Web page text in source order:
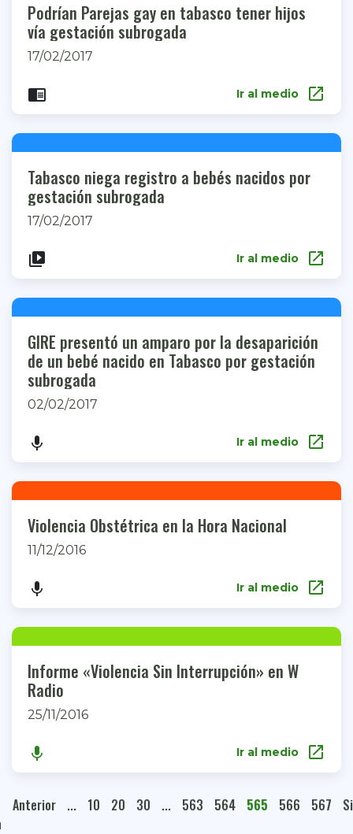
Podrían Parejas gay en tabasco tener hijos
vía gestación subrogada
17/02/2017
chrome_reader_mode Ir al medio open_in_new
Tabasco niega registro a bebés nacidos por
gestación subrogada
17/02/2017
video_library Ir al medio open_in_new
GIRE presentó un amparo por la desaparición
de un bebé nacido en Tabasco por gestación
subrogada
02/02/2017
keyboard_voice Ir al medio open_in_new
Violencia Obstétrica en la Hora Nacional
11/12/2016
keyboard_voice Ir al medio open_in_new
Informe «Violencia Sin Interrupción» en W
Radio
25/11/2016
keyboard_voice Ir al medio open_in_new
Anterior ... 10 20 30 ... 563 564 565 566 567